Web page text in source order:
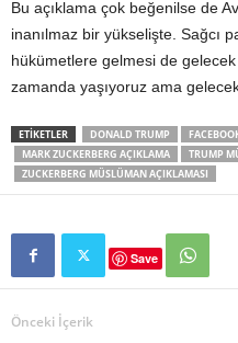
Bu açıklama çok beğenilse de
inanılmaz bir yükselişte. Sağcı
hükümetlere gelmesi de
zamanda yaşıyoruz ama
ETIKETLER DONALD TRUMP
MARK ZUCKERBERG AÇIKLAMA
TRUMP
ZUCKERBERG MÜSLÜMAN AÇIKLAMASI
Save
Önceki İçerik